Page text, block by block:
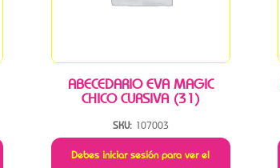
ABECEDARIO EVA MAGIC
CHICO CURSIVA (31)
SKU: 107003
Debes iniciar sesión para ver el